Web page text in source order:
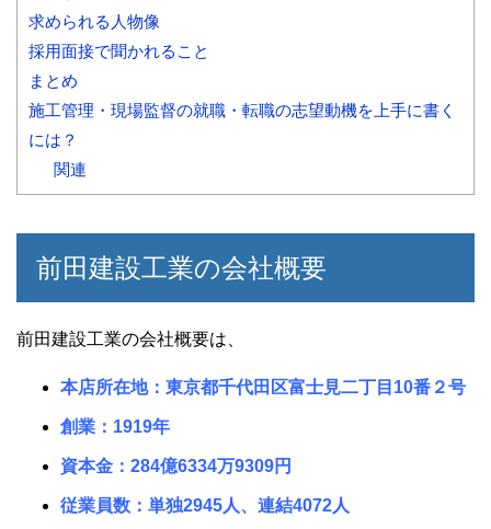
求められる人物像
採用面接で聞かれること
まとめ
施工管理・現場監督の就職・転職の志望動機を上手に書く
には？
関連
前田建設工業の会社概要
前田建設工業の会社概要は、
本店所在地：東京都千代田区富士見二丁目10番２号
創業：1919年
資本金：284億6334万9309円
従業員数：単独2945人、連結4072人